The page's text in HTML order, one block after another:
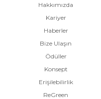
Hakkımızda
Kariyer
Haberler
Bize Ulaşın
Ödüller
Konsept
Erişilebilirlik
ReGreen